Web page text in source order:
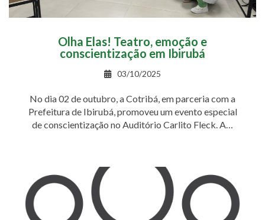
Olha Elas! Teatro, emoção e
conscientização em Ibirubá
03/10/2025
No dia 02 de outubro, a Cotribá, em parceria com a
Prefeitura de Ibirubá, promoveu um evento especial
de conscientização no Auditório Carlito Fleck. A…